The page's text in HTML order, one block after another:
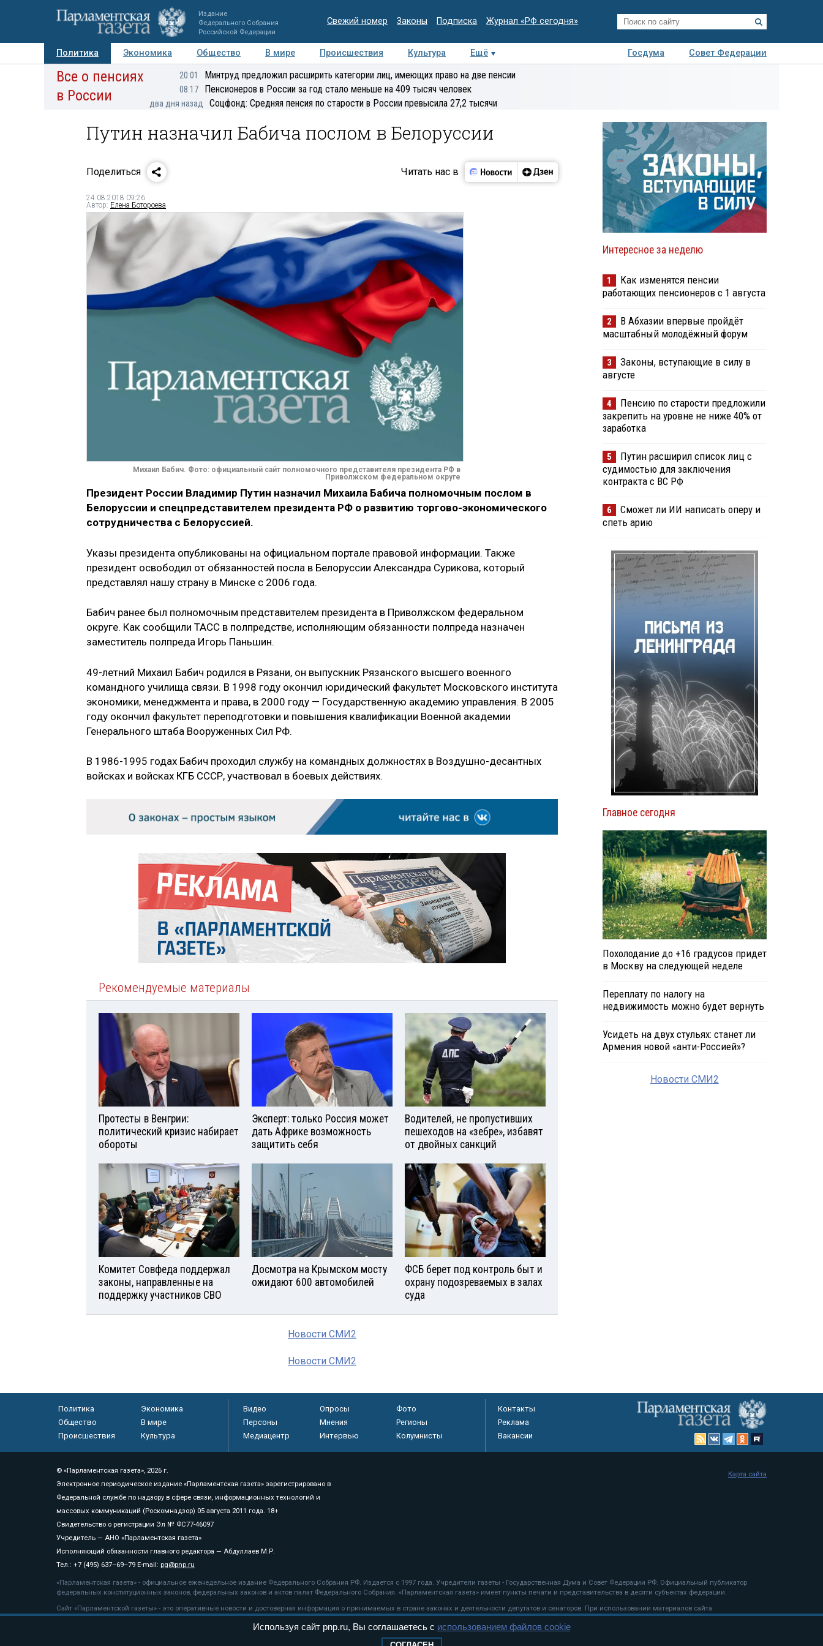
Издание
Федерального Собрания
Российской Федерации
Свежий номер Законы Подписка Журнал «РФ сегодня»
Политика Экономика Общество В мире Происшествия Культура Ещё Госдума
Совет Федерации
Авторы Персоны Мнения Регионы Медиацентр Интервью Колумнисты
Деловая
Все о пенсиях
в России
20:01 Минтруд предложил расширить категории лиц, имеющих право на две пенсии
08:17 Пенсионеров в России за год стало меньше на 409 тысяч человек
два дня назад Соцфонд: Средняя пенсия по старости в России превысила 27,2 тысячи
Путин назначил Бабича послом в Белоруссии
Поделиться Читать нас в
24.08.2018 09:26
Автор: Елена Ботороева
Михаил Бабич. Фото: официальный сайт полномочного представителя президента РФ в
Приволжском федеральном округе
Президент России Владимир Путин назначил Михаила Бабича полномочным послом в
Белоруссии и спецпредставителем президента РФ о развитию торгово-экономического
сотрудничества с Белоруссией.
Указы президента опубликованы на официальном портале правовой информации. Также
президент освободил от обязанностей посла в Белоруссии Александра Сурикова, который
представлял нашу страну в Минске с 2006 года.
Бабич ранее был полномочным представителем президента в Приволжском федеральном
округе. Как сообщили ТАСС в полпредстве, исполняющим обязанности полпреда назначен
заместитель полпреда Игорь Паньшин.
49-летний Михаил Бабич родился в Рязани, он выпускник Рязанского высшего военного
командного училища связи. В 1998 году окончил юридический факультет Московского института
экономики, менеджмента и права, в 2000 году — Государственную академию управления. В 2005
году окончил факультет переподготовки и повышения квалификации Военной академии
Генерального штаба Вооруженных Сил РФ.
В 1986-1995 годах Бабич проходил службу на командных должностях в Воздушно-десантных
войсках и войсках КГБ СССР, участвовал в боевых действиях.
Рекомендуемые материалы
Протесты в Венгрии:
политический кризис набирает
обороты
Эксперт: только Россия может
дать Африке возможность
защитить себя
Водителей, не пропустивших
пешеходов на «зебре», избавят
от двойных санкций
Комитет Совфеда поддержал
законы, направленные на
поддержку участников СВО
Досмотра на Крымском мосту
ожидают 600 автомобилей
ФСБ берет под контроль быт и
охрану подозреваемых в залах
суда
Новости СМИ2
Новости СМИ2
Интересное за неделю
1
Как изменятся пенсии
работающих пенсионеров с 1 августа
2
В Абхазии впервые пройдёт
масштабный молодёжный форум
3
Законы, вступающие в силу в
августе
4
Пенсию по старости предложили
закрепить на уровне не ниже 40% от
заработка
5
Путин расширил список лиц с
судимостью для заключения
контракта с ВС РФ
6
Сможет ли ИИ написать оперу и
спеть арию
Главное сегодня
Похолодание до +16 градусов придет
в Москву на следующей неделе
Переплату по налогу на
недвижимость можно будет вернуть
Усидеть на двух стульях: станет ли
Армения новой «анти-Россией»?
Новости СМИ2
Политика
Экономика
Общество
В мире
Происшествия
Культура
Видео Опросы
Фото
Персоны
Мнения
Регионы
Медиацентр
Интервью Колумнисты
Контакты
Реклама
Вакансии
© «Парламентская газета», 2026 г.
Электронное периодическое издание «Парламентская газета» зарегистрировано в
Федеральной службе по надзору в сфере связи, информационных технологий и
массовых коммуникаций (Роскомнадзор) 05 августа 2011 года. 18+
Свидетельство о регистрации Эл № ФС77-46097
Учредитель — АНО «Парламентская газета»
Исполняющий обязанности главного редактора — Абдуллаев М.Р.
Тел.: +7 (495) 637–69–79 E-mail: pg@pnp.ru
«Парламентская газета» - официальное еженедельное издание Федерального Собрания РФ. Издается с 1997 года. Учредители газеты - Государственная Дума и Совет Федерации РФ. Официальный публикатор
федеральных конституционных законов, федеральных законов и актов палат Федерального Собрания. «Парламентская газета» имеет пункты печати и представительства в десяти субъектах федерации.
Сайт «Парламентской газеты» - это оперативные новости и достоверная информация о принимаемых в стране законах и деятельности депутатов и сенаторов. При использовании материалов сайта
«Парламентской газеты» активная ссылка на pnp.ru обязательна.
рекомендательные технологии
Карта сайта
Используя сайт pnp.ru, Вы соглашаетесь с использованием файлов cookie